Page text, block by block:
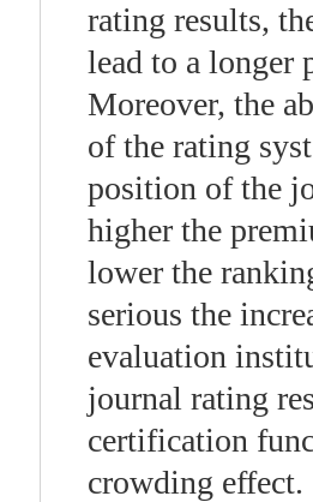
rating results,
lead to a longer
Moreover, the
of the rating
position of the
higher the
lower the
serious the
evaluation
journal rating
certification
crowding effect.